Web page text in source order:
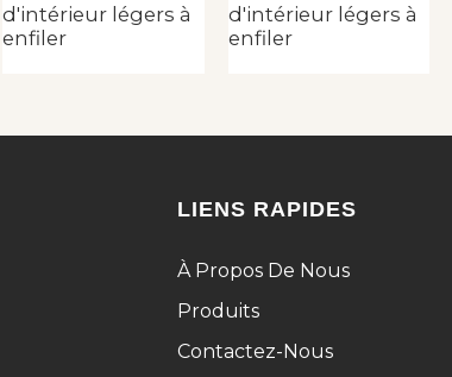
d'intérieur légers à
enfiler
d'intérieur légers à
enfiler
LIENS RAPIDES
À Propos De Nous
Produits
Contactez-Nous